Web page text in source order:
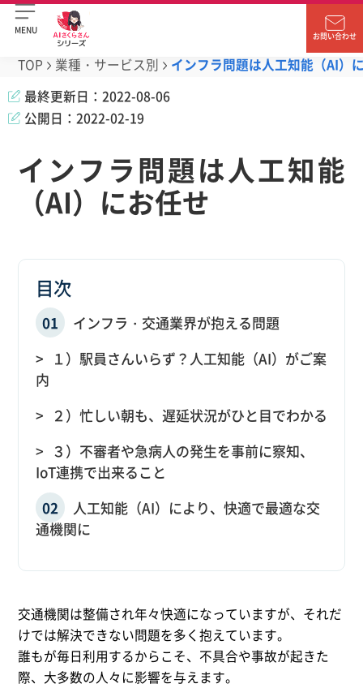
MENU
お問い合わせ
TOP 業種・サービス別
インフラ問題は人工知能（AI）
最終更新日： 2022-08-06
公開日： 2022-02-19
インフラ問題は人工知能
（AI）にお任せ
目次
インフラ・交通業界が抱える問題
１）駅員さんいらず？人工知能（AI）がご案
内
２）忙しい朝も、遅延状況がひと目でわかる
３）不審者や急病人の発生を事前に察知、
IoT連携で出来ること
人工知能（AI）により、快適で最適な交
通機関に
交通機関は整備され年々快適になっていますが、それだ
けでは解決できない問題を多く抱えています。
誰もが毎日利用するからこそ、不具合や事故が起きた
際、大多数の人々に影響を与えます。